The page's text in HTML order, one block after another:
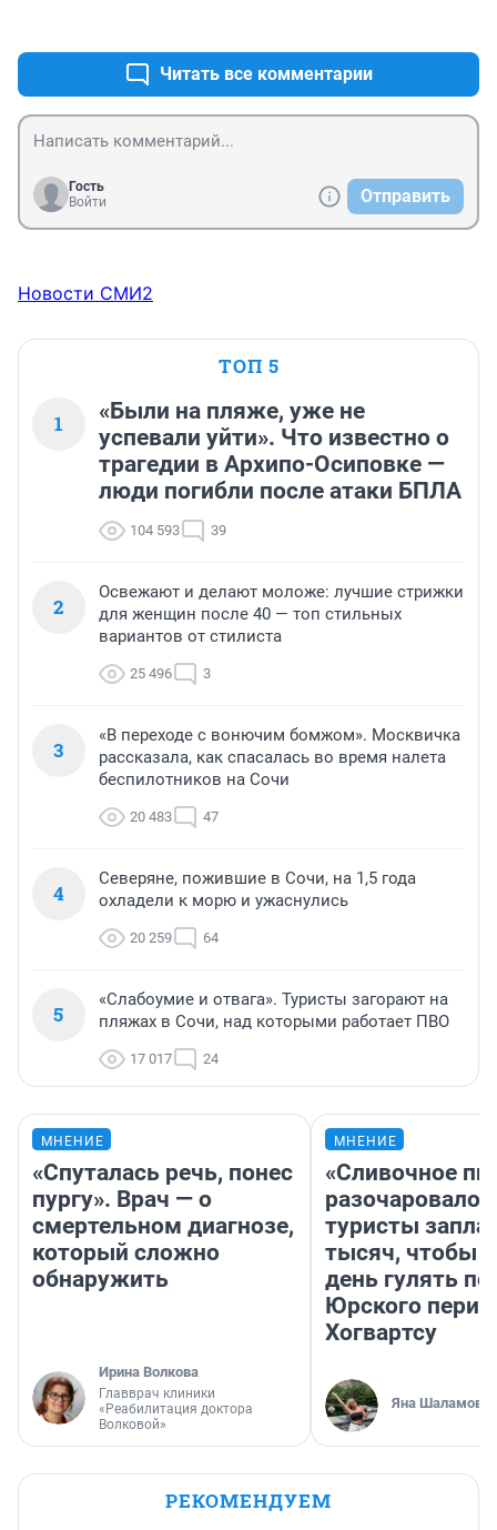
Читать все комментарии
Гость
Войти
Отправить
Новости СМИ2
ТОП 5
1
«Были на пляже, уже не
успевали уйти». Что известно о
трагедии в Архипо-Осиповке —
люди погибли после атаки БПЛА
104 593 39
2
Освежают и делают моложе: лучшие стрижки
для женщин после 40 — топ стильных
вариантов от стилиста
25 496 3
3
«В переходе с вонючим бомжом». Москвичка
рассказала, как спасалась во время налета
беспилотников на Сочи
20 483 47
4
Северяне, пожившие в Сочи, на 1,5 года
охладели к морю и ужаснулись
20 259 64
5
«Слабоумие и отвага». Туристы загорают на
пляжах в Сочи, над которыми работает ПВО
17 017 24
МНЕНИЕ
«Спуталась речь, понес
пургу». Врач — о
смертельном диагнозе,
который сложно
обнаружить
Ирина Волкова
Главврач клиники
«Реабилитация доктора
Волковой»
МНЕНИЕ
«Сливочное
разочаровало»:
туристы
тысяч, чтобы
день гулять по
Юрского
Хогвартсу
Яна Шаламова
РЕКОМЕНДУЕМ